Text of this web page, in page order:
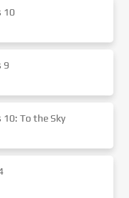
10
9
To the Sky